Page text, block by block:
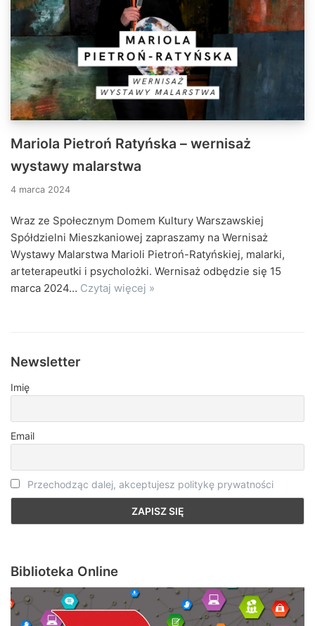
Mariola Pietroń Ratyńska – wernisaż
wystawy malarstwa
4 marca 2024
Wraz ze Społecznym Domem Kultury Warszawskiej
Spółdzielni Mieszkaniowej zapraszamy na Wernisaż
Wystawy Malarstwa Marioli Pietroń-Ratyńskiej, malarki,
arteterapeutki i psycholożki. Wernisaż odbędzie się 15
marca 2024… Czytaj więcej »
Newsletter
Imię
Email
Przechodząc dalej, akceptujesz politykę prywatności
Biblioteka Online